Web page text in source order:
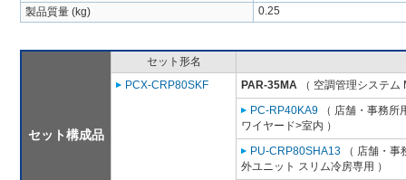
製品質量 (kg)
0.25
セット構成品
セット形名
PCX-CRP80SKF
PAR-35MA （ 空調管理システム
PC-RP40KA9 （ 店舗・事務所
ワイヤード>室内 ）
PU-CRP80SHA13 （ 店舗・
外ユニット スリム冷房専用 ）